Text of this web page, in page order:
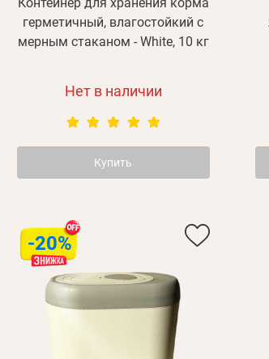
герметичный, влагостойкий с
мерным стаканом - White, 10 кг
Нет в наличии
Купить
-20%